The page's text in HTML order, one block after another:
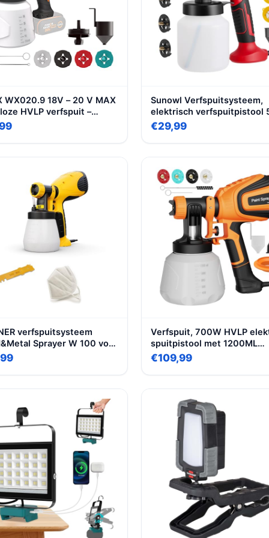
WX020.9 18V – 20 V MAX
HVLP verfspuit –
gereedschap – batterij en
worden apart verkocht
Sunowl Verfspuitsysteem,
elektrisch verfspuitpistool
W, 4 sproeiers en 3
spuitpatronen, 1000 ml
voor hekken, kasten, muren
plafonds
€29,99
verfspuitsysteem
Sprayer W 100 voor
beits binnen en buiten, 5
min, reservoir 800 ml, 280
Verfspuit, 700W HVLP
spuitpistool met 1200ML
container, 1000ml/min, 4
spuitmonden en 3 patronen,
blaasverbindingen, voor
meubels, muren, hekken en
€109,99